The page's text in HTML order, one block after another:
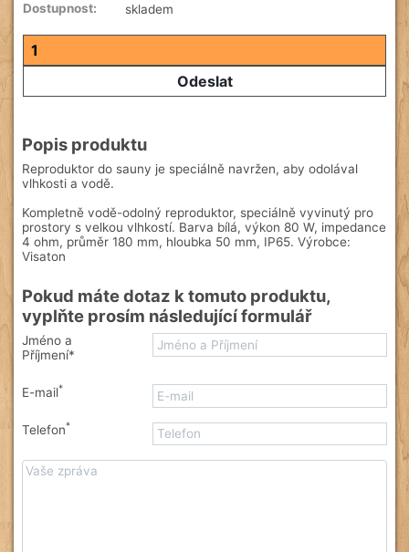
Dostupnost:
skladem
Odeslat
Popis produktu
Reproduktor do sauny je speciálně navržen, aby odolával
vlhkosti a vodě.
Kompletně vodě-odolný reproduktor, speciálně vyvinutý pro
prostory s velkou vlhkostí. Barva bílá, výkon 80 W, impedance
4 ohm, průměr 180 mm, hloubka 50 mm, IP65. Výrobce:
Visaton
Pokud máte dotaz k tomuto produktu,
vyplňte prosím následující formulář
Jméno a
Příjmení*
E-mail*
Telefon*